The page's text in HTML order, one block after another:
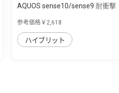
AQUOS sense10/sense9 耐衝撃
参考価格￥2,618
ハイブリット